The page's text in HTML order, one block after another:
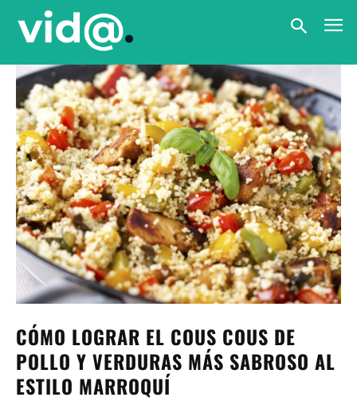
CÓMO LOGRAR EL COUS COUS DE
POLLO Y VERDURAS MÁS SABROSO AL
ESTILO MARROQUÍ